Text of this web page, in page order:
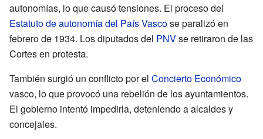
autonomías, lo que causó tensiones. El proceso del
Estatuto de autonomía del País Vascose paralizó en
febrero de 1934. Los diputados del PNVse retiraron de las
Cortes en protesta.
También surgió un conflicto por el Concierto Económico
vasco, lo que provocó una rebelión de los ayuntamientos.
El gobierno intentó impedirla, deteniendo a alcaldes y
concejales.